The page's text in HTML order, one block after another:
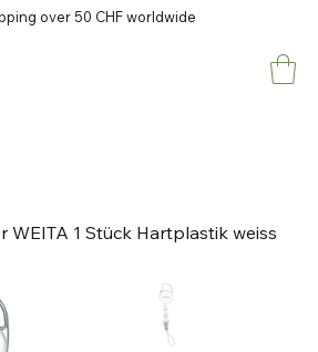
over 50 CHF worldwide
WEITA 1 Stück Hartplastik weiss